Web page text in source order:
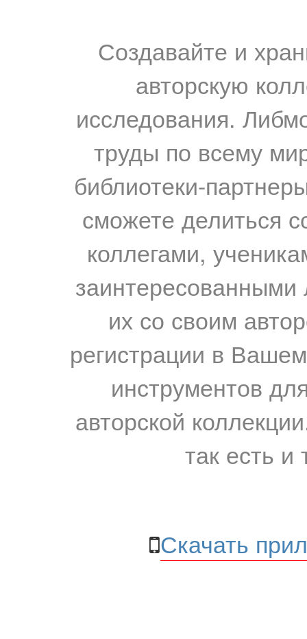
Создавайте и
авторскую
исследования.
труды по всему
библиотеки-
сможете делиться
коллегами,
их со своим
регистрации в
инструментов
авторской
так есть и
Скачать